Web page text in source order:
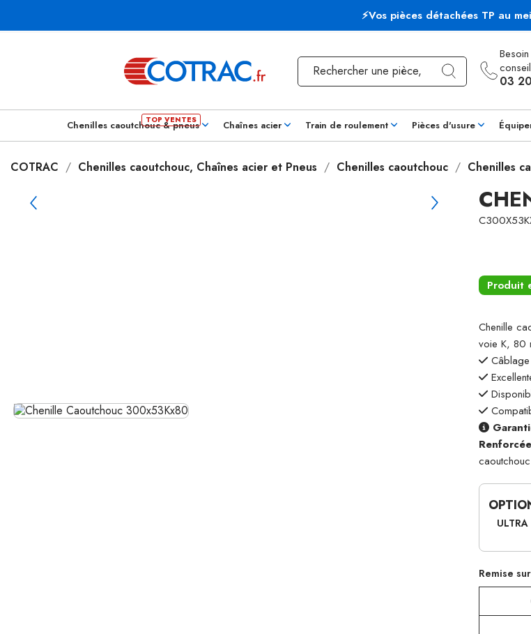
⚡Vos pièces détachées TP au
conseil
03
Chenilles caoutchouc & pneus Chaînes acier Train de roulement Pièces d'usure
COTRAC Chenilles caoutchouc, Chaînes acier et Pneus Chenilles caoutchouc Chenilles
Produit
Chenille
voie K, 80
Renforcée
ULTRA
Remise